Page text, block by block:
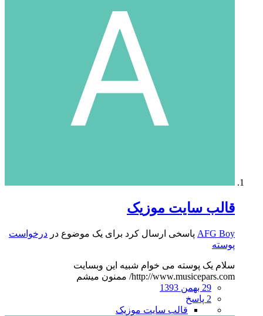
قالب سایت موزیک
AFG Boy پاسخی ارسال کرد برای یک موضوع در درخواست
پوسته
سلام یک پوسته می خوام شبیه این وبسایت
http://www.musicepars.com/ ممنون میشم
29 بهمن 1393
2 پاسخ
قالب سایت موزیک